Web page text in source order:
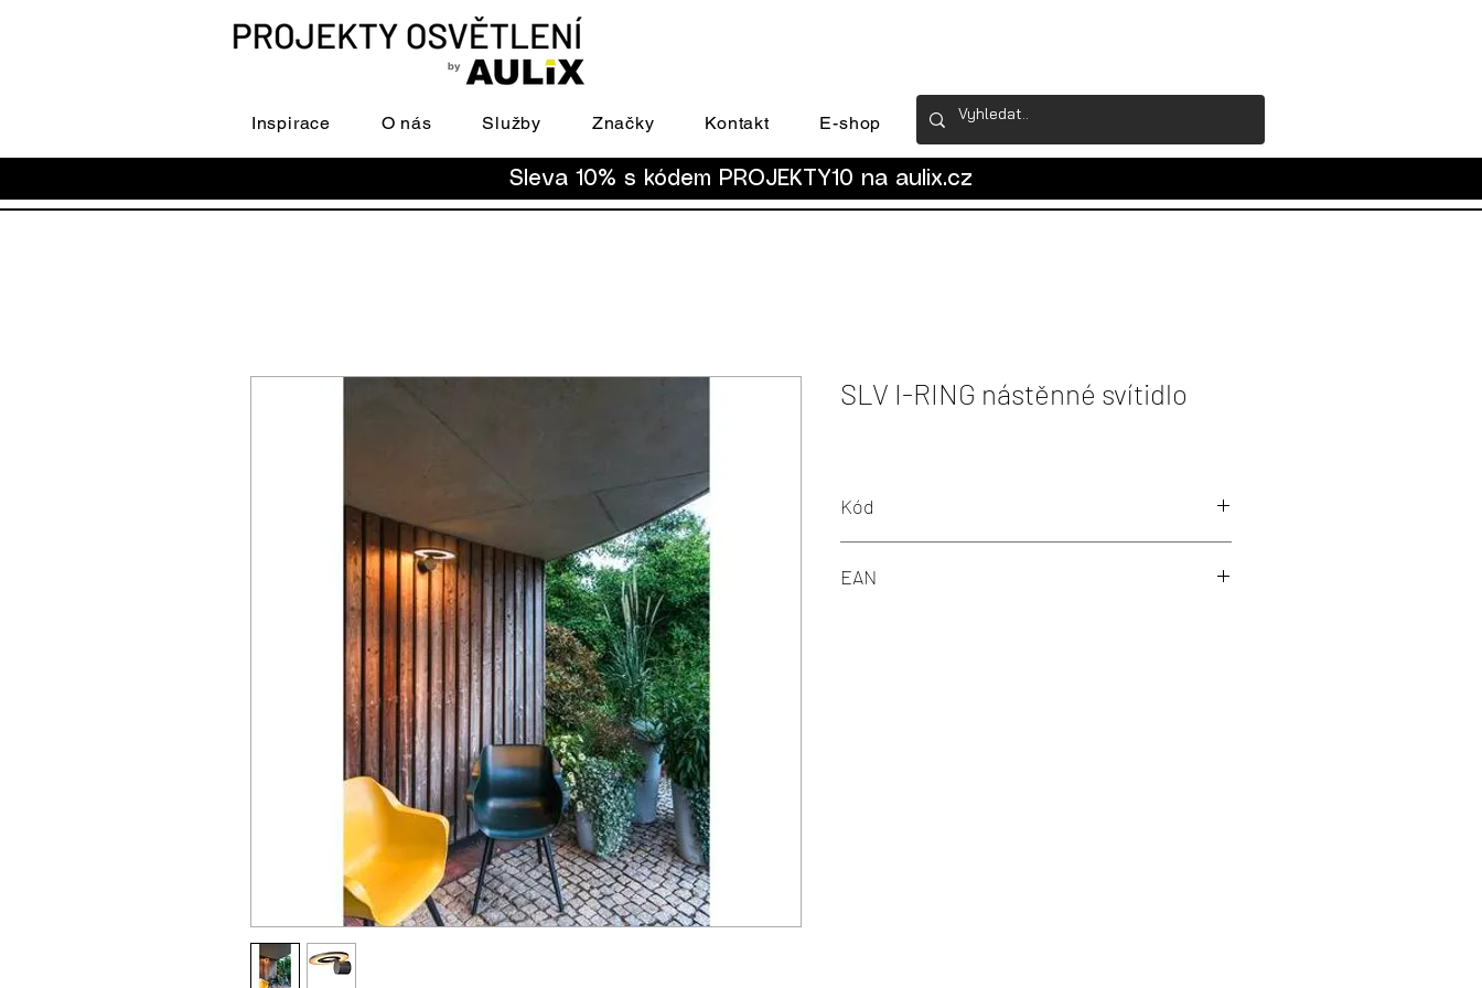
Inspirace O nás Služby Značky Kontakt E-shop
Sleva 10% s kódem PROJEKTY10 na aulix.cz
SLV I-RING nástěnné svítidlo
Kód
EAN